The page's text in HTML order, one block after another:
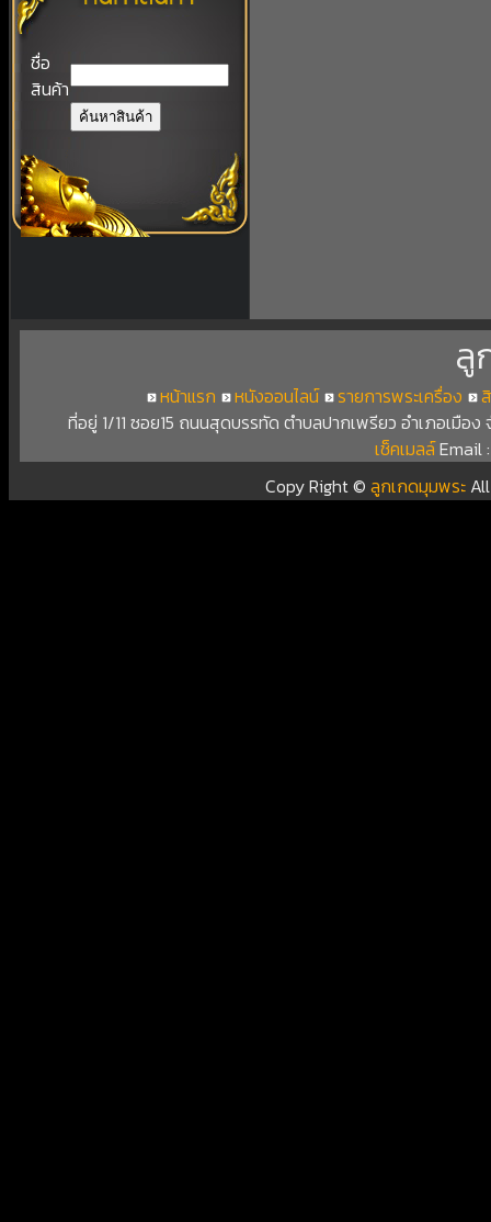
ชื่อ
สินค้า
ลู
หน้าแรก หนังออนไลน์ รายการพระเครื่อง
ที่อยู่ 1/11 ซอย15 ถนนสุดบรรทัด ตำบลปากเพรียว อำเภอเมือ
เช็คเมลล์Email
Copy Right ©ลูกเกดมุมพระ